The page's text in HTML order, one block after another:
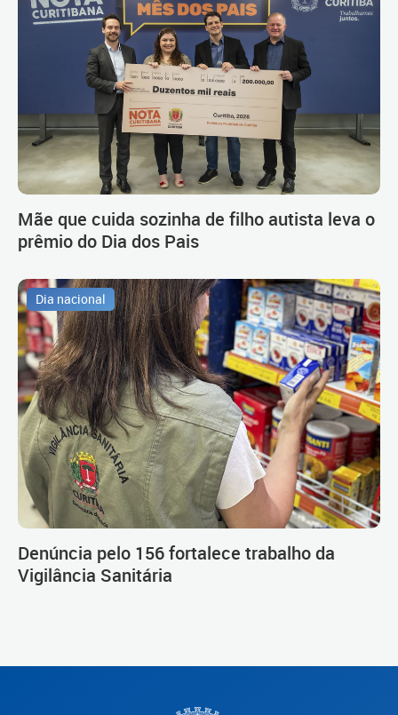
Mãe que cuida sozinha de filho autista leva o
prêmio do Dia dos Pais
Dia nacional
Denúncia pelo 156 fortalece trabalho da
Vigilância Sanitária